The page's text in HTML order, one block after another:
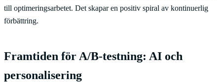
till optimeringsarbetet. Det skapar en positiv spiral av kontinuerlig
förbättring.
Framtiden för A/B-testning: AI och
personalisering